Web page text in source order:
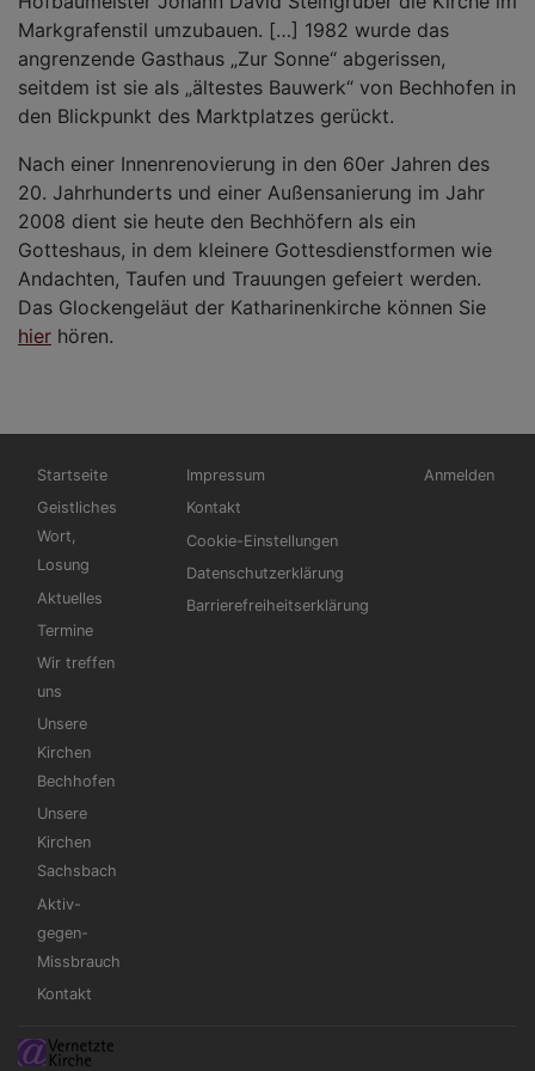
Markgrafenstil umzubauen. […] 1982 wurde das
angrenzende Gasthaus „Zur Sonne“ abgerissen,
seitdem ist sie als „ältestes Bauwerk“ von Bechhofen in
den Blickpunkt des Marktplatzes gerückt.
Nach einer Innenrenovierung in den 60er Jahren des
20. Jahrhunderts und einer Außensanierung im Jahr
2008 dient sie heute den Bechhöfern als ein
Gotteshaus, in dem kleinere Gottesdienstformen wie
Andachten, Taufen und Trauungen gefeiert werden.
Das Glockengeläut der Katharinenkirche können Sie
hier hören.
Hauptnavigation
Startseite
Geistliches
Wort,
Losung
Aktuelles
Termine
Wir treffen
uns
Unsere
Kirchen
Bechhofen
Unsere
Kirchen
Sachsbach
Aktiv-
gegen-
Missbrauch
Kontakt
Fußbereichsmenü
Impressum
Kontakt
Cookie-Einstellungen
Datenschutzerklärung
Barrierefreiheitserklärung
Anmelden